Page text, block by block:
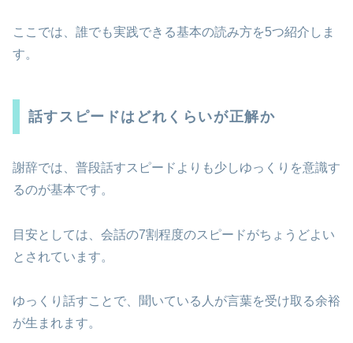
ここでは、誰でも実践できる基本の読み方を5つ紹介しま
す。
話すスピードはどれくらいが正解か
謝辞では、普段話すスピードよりも少しゆっくりを意識す
るのが基本です。
目安としては、会話の7割程度のスピードがちょうどよい
とされています。
ゆっくり話すことで、聞いている人が言葉を受け取る余裕
が生まれます。